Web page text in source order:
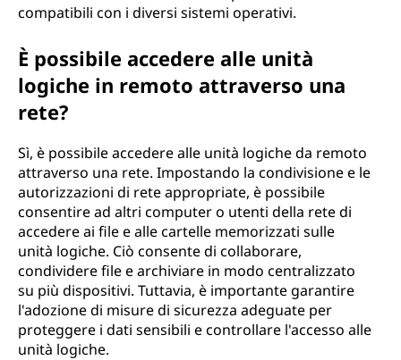
compatibili con i diversi sistemi operativi.
È possibile accedere alle unità
logiche in remoto attraverso una
rete?
Sì, è possibile accedere alle unità logiche da remoto
attraverso una rete. Impostando la condivisione e le
autorizzazioni di rete appropriate, è possibile
consentire ad altri computer o utenti della rete di
accedere ai file e alle cartelle memorizzati sulle
unità logiche. Ciò consente di collaborare,
condividere file e archiviare in modo centralizzato
su più dispositivi. Tuttavia, è importante garantire
l'adozione di misure di sicurezza adeguate per
proteggere i dati sensibili e controllare l'accesso alle
unità logiche.